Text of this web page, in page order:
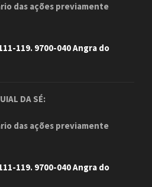
das ações previamente
119. 9700-040 Angra do
DA SÉ:
das ações previamente
119. 9700-040 Angra do